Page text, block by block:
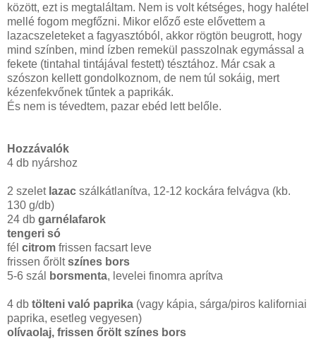
között, ezt is megtaláltam. Nem is volt kétséges, hogy halétel
mellé fogom megfőzni. Mikor előző este elővettem a
lazacszeleteket a fagyasztóból, akkor rögtön beugrott, hogy
mind színben, mind ízben remekül passzolnak egymással a
fekete (tintahal tintájával festett) tésztához. Már csak a
szószon kellett gondolkoznom, de nem túl sokáig, mert
kézenfekvőnek tűntek a paprikák.
És nem is tévedtem, pazar ebéd lett belőle.
Hozzávalók
4 db nyárshoz
2 szelet lazac szálkátlanítva, 12-12 kockára felvágva (kb.
130 g/db)
24 db garnélafarok
tengeri só
fél citrom frissen facsart leve
frissen őröltszínes bors
5-6 szál
borsmenta, levelei finomra aprítva
4 db tölteni való paprika (vagy kápia, sárga/piros kaliforniai
paprika, esetleg vegyesen)
olívaolaj, frissen őrölt színes bors